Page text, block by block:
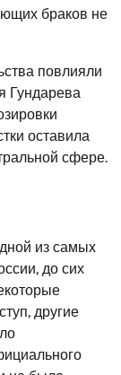
браков не
повлияли
Гундарева
оставила
сфере.
из самых
до сих
другие